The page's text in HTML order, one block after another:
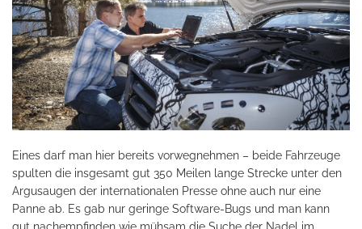
Eines darf man hier bereits vorwegnehmen – beide Fahrzeuge
spulten die insgesamt gut 350 Meilen lange Strecke unter den
Argusaugen der internationalen Presse ohne auch nur eine
Panne ab. Es gab nur geringe Software-Bugs und man kann